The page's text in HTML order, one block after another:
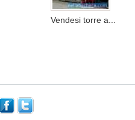
Vendesi torre a...